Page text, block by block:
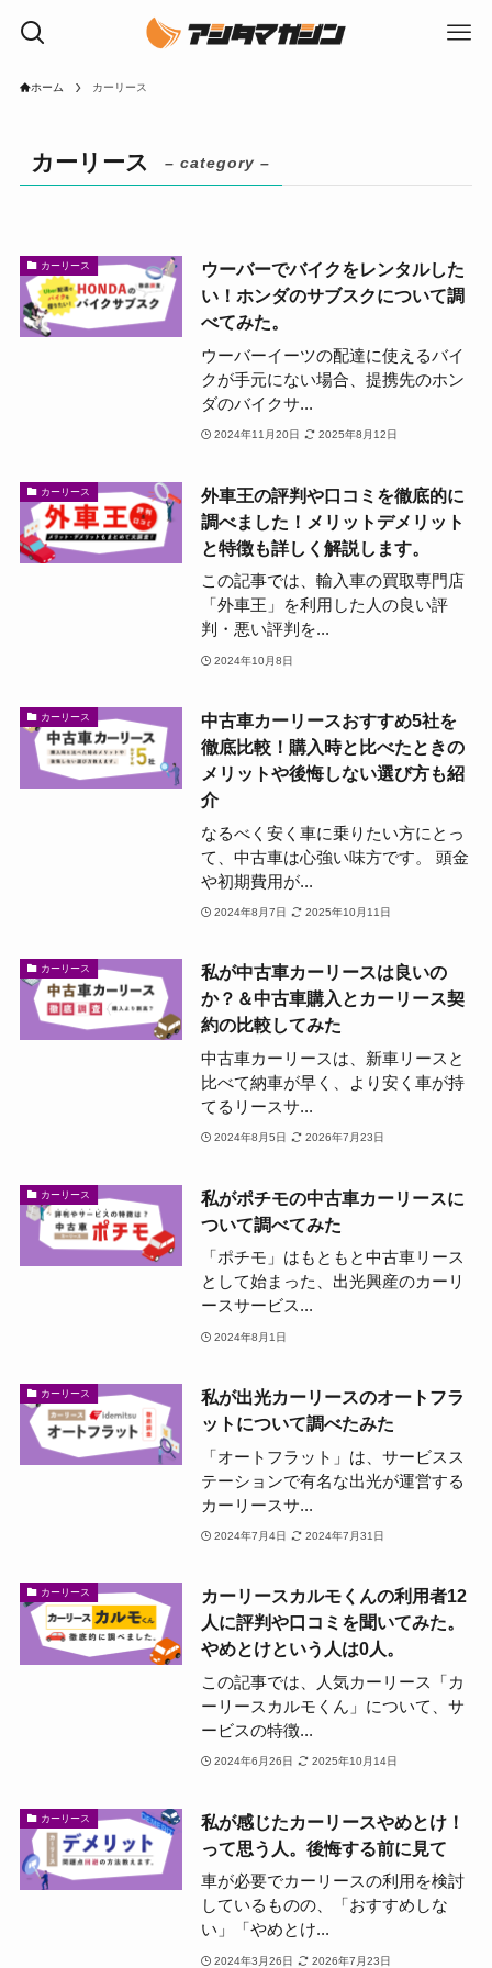
ホーム カーリース
カーリース – category –
カーリース
ウーバーでバイクをレンタルした
い！ホンダのサブスクについて調
べてみた。
ウーバーイーツの配達に使えるバイ
クが手元にない場合、提携先のホン
ダのバイクサ...
2024年11月20日 2025年8月12日
カーリース
外車王の評判や口コミを徹底的に
調べました！メリットデメリット
と特徴も詳しく解説します。
この記事では、輸入車の買取専門店
「外車王」を利用した人の良い評
判・悪い評判を...
2024年10月8日
カーリース
中古車カーリースおすすめ5社を
徹底比較！購入時と比べたときの
メリットや後悔しない選び方も紹
介
なるべく安く車に乗りたい方にとっ
て、中古車は心強い味方です。 頭金
や初期費用が...
2024年8月7日 2025年10月11日
カーリース
私が中古車カーリースは良いの
か？＆中古車購入とカーリース契
約の比較してみた
中古車カーリースは、新車リースと
比べて納車が早く、より安く車が持
てるリースサ...
2024年8月5日 2026年7月23日
カーリース
私がポチモの中古車カーリースに
ついて調べてみた
「ポチモ」はもともと中古車リース
として始まった、出光興産のカーリ
ースサービス...
2024年8月1日
カーリース
私が出光カーリースのオートフラ
ットについて調べたみた
「オートフラット」は、サービスス
テーションで有名な出光が運営する
カーリースサ...
2024年7月4日 2024年7月31日
カーリース
カーリースカルモくんの利用者12
人に評判や口コミを聞いてみた。
やめとけという人は0人。
この記事では、人気カーリース「カ
ーリースカルモくん」について、サ
ービスの特徴...
2024年6月26日 2025年10月14日
カーリース
私が感じたカーリースやめとけ！
って思う人。後悔する前に見て
車が必要でカーリースの利用を検討
しているものの、「おすすめしな
い」「やめとけ...
2024年3月26日 2026年7月23日